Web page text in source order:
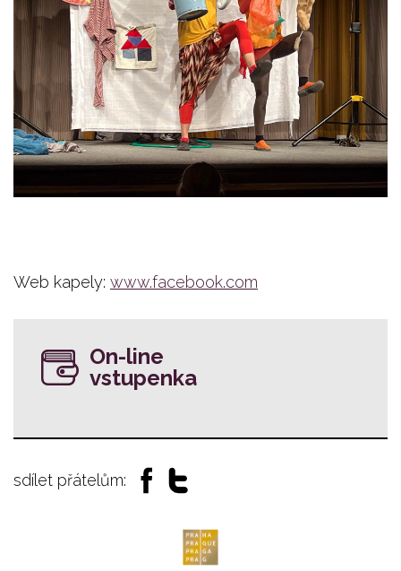
Web kapely: www.facebook.com
On-line
vstupenka
sdílet přátelům: